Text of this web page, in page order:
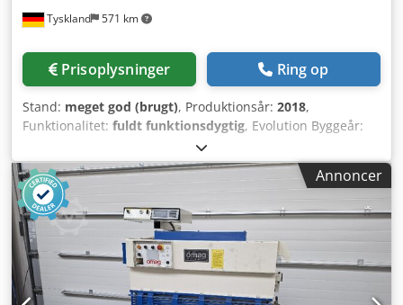
Fabrikat: Deckel-Maho DMG Type: DMC 104 V linear Årstal:
Samlet effektbehov: 39 kVA Maskinvægt: ca. 8.900 kg
UDSTYR CNC-bane-styring Heidenhain iTNC 530
med øget moment Direkte målesystem i Y- og Z-aksen
Forberedelse til måletaster 30-vejs værktøjskifter Rotoclear
Produktionspakke 2 Intern kølevæsketilførsel gennem
spindlen Kølevæskeanlæg med papirbåndfilter Blæseluft
gennem spindlens midte, kan vælges via M-funktion
Spånetransportør Bordspuling Lineærdrev i X-aksen
Driftstilstand 4 til programtest med udvidet manuel
indgriben Maskindokumentation
Tyskland 571 km
Prisoplysninger Ring op
Stand: meget god (brugt), Produktionsår: 2018,
Funktionalitet: fuldt funktionsdygtig, Evolution Byggeår:
2018 ROLAND-fugteanlæg med Delta-effekt ROLAND-
højtydende arkfremføring Wallscreen XL-berøringsskærm
RCI: Kontrol- og styreteknik PressPilot-kontrolpanel
InlineColorPilot: Inline-farvemåle- og reguleringssystem &
ColorPilot D+F: Densitometri og kolorimetri Inlineinspector
2.0 EyeC – arkinspektionssystem efter det sidste trykmodul
Airglide-arkudlægger Cjdpoy Au Ibofx Ak Torf
Arkudlæggerforlængelse APL (fuldautomatisk
pladeveksler): Automatisk pladevekslersystem med
Annoncer